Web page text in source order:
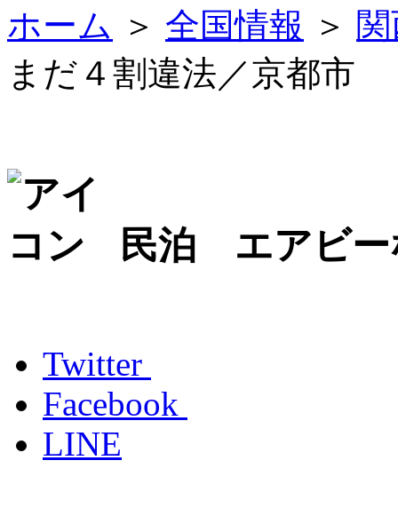
ホーム ＞ 全国情報 ＞
まだ４割違法／京都市
民泊 エアビー
Twitter
Facebook
LINE